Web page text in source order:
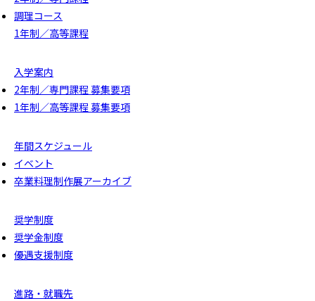
調理コース
1年制／高等課程
入学案内
2年制／専門課程 募集要項
1年制／高等課程 募集要項
年間スケジュール
イベント
卒業料理制作展アーカイブ
奨学制度
奨学金制度
優遇支援制度
進路・就職先